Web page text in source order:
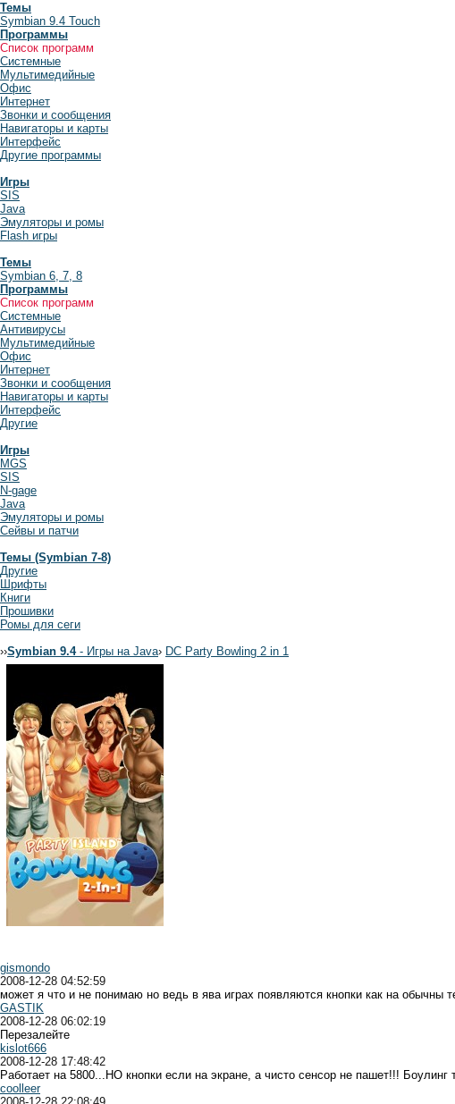
Темы
Symbian 9.4 Touch
Программы
Список программ
Системные
Мультимедийные
Офис
Интернет
Звонки и сообщения
Навигаторы и карты
Интерфейс
Другие программы
Игры
SIS
Java
Эмуляторы и ромы
Flash игры
Темы
Symbian 6, 7, 8
Программы
Список программ
Системные
Антивирусы
Мультимедийные
Офис
Интернет
Звонки и сообщения
Навигаторы и карты
Интерфейс
Другие
Игры
MGS
SIS
N-gage
Java
Эмуляторы и ромы
Сейвы и патчи
Темы (Symbian 7-8)
Другие
Шрифты
Книги
Прошивки
Ромы для сеги
››Symbian 9.4- Игры на Java› DC Party Bowling 2 in 1
gismondo
2008-12-28 04:52:59
может я что и не понимаю но ведь в ява играх появляются кнопки как на
GASTIK
2008-12-28 06:02:19
Перезалейте
kislot666
2008-12-28 17:48:42
Работает на 5800...НО кнопки если на экране, а чисто сенсор не пашет!!! Боулинг
coolleer